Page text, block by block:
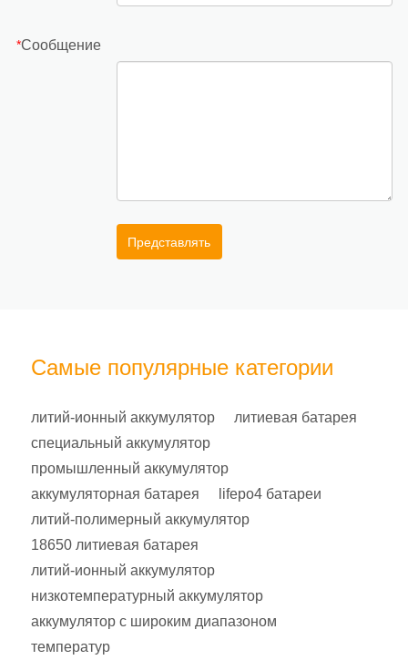
*Сообщение
Представлять
Самые популярные категории
литий-ионный аккумулятор
литиевая батарея
специальный аккумулятор
промышленный аккумулятор
аккумуляторная батарея
lifepo4 батареи
литий-полимерный аккумулятор
18650 литиевая батарея
литий-ионный аккумулятор
низкотемпературный аккумулятор
аккумулятор с широким диапазоном
температур